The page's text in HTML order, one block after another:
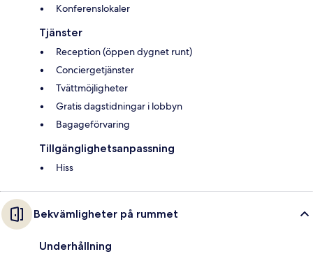
Konferenslokaler
Tjänster
Reception (öppen dygnet runt)
Conciergetjänster
Tvättmöjligheter
Gratis dagstidningar i lobbyn
Bagageförvaring
Tillgänglighetsanpassning
Hiss
Bekvämligheter på rummet
Underhållning